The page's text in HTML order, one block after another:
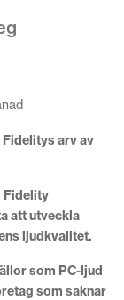
arv av
Fidelity
att utveckla
ljudkvalitet.
som PC-ljud
som saknar